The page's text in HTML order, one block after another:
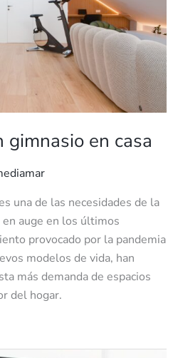
gimnasio en casa
una de las necesidades de la
auge en los últimos
provocado por la pandemia
modelos de vida, han
más demanda de espacios
del hogar.